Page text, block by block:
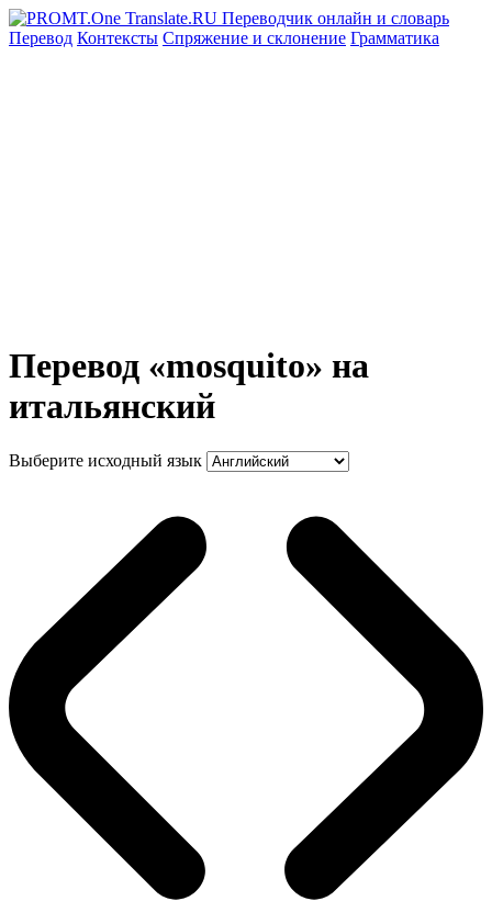
Перевод Контексты Спряжение и склонение Грамматика
Перевод «mosquito» на
итальянский
Выберите исходный язык